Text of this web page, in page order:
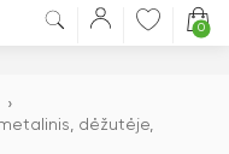
0
›
dėžutėje,